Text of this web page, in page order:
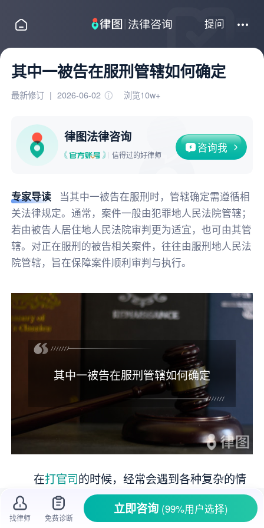
提问
其中一被告在服刑管辖如何确定
最新修订 | 2026-06-02 浏览10w+
律图法律咨询
信得过的好律师
咨询我
专家导读
当其中一被告在服刑时，管辖确定需遵循相
关法律规定。通常，案件一般由犯罪地人民法院管辖；
若由被告人居住地人民法院审判更为适宜，也可由其管
辖。对正在服刑的被告相关案件，往往由服刑地人民法
院管辖，旨在保障案件顺利审判与执行。
其中一被告在服刑管辖如何确定
在打官司的时候，经常会遇到各种复杂的情
况，比如有多个被告，而其中一个被告正在服
刑。这种情况就会让案件的管辖变得棘手起来。
找律师 免费诊断
立即咨询 (99%用户选择)